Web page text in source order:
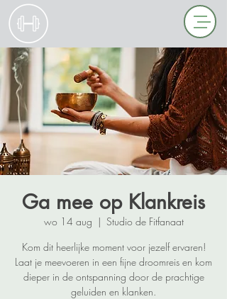
Ga mee op Klankreis
wo 14 aug
  |
Studio de Fitfanaat
Kom dit heerlijke moment voor jezelf ervaren!
Laat je meevoeren in een fijne droomreis en kom
dieper in de ontspanning door de prachtige
geluiden en klanken.